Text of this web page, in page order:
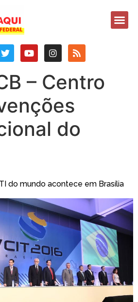
– Centro
do
do mundo acontece em Brasília